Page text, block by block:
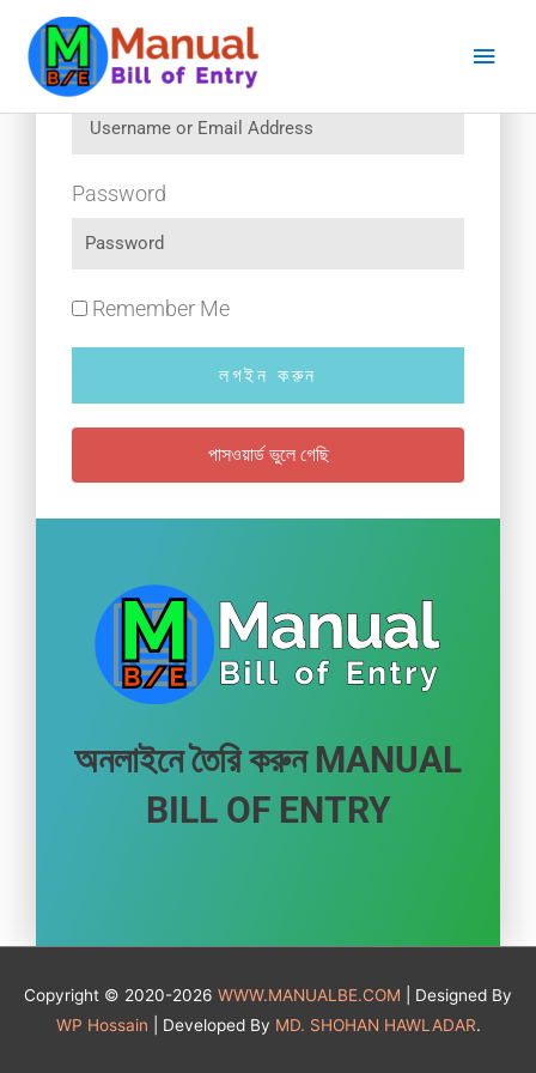
content
Username or Email Address
Password
Remember Me
লগইন করুন
পাসওয়ার্ড ভুলে গেছি
অনলাইনে তৈরি করুন MANUAL
BILL OF ENTRY
Copyright © 2020-2026 WWW.MANUALBE.COM | Designed By
WP Hossain | Developed By MD. SHOHAN HAWLADAR.